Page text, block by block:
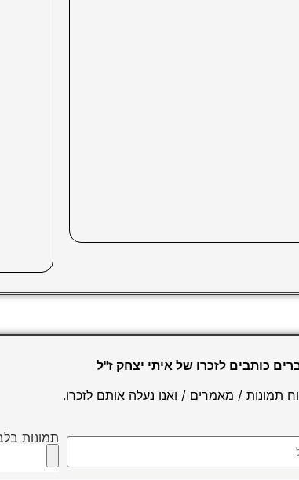
כותבים לזכרו של איתי יצחק ז"ל
תמונות / מאמרים / ואנו נעלה אותם לזכרו.
תמונות